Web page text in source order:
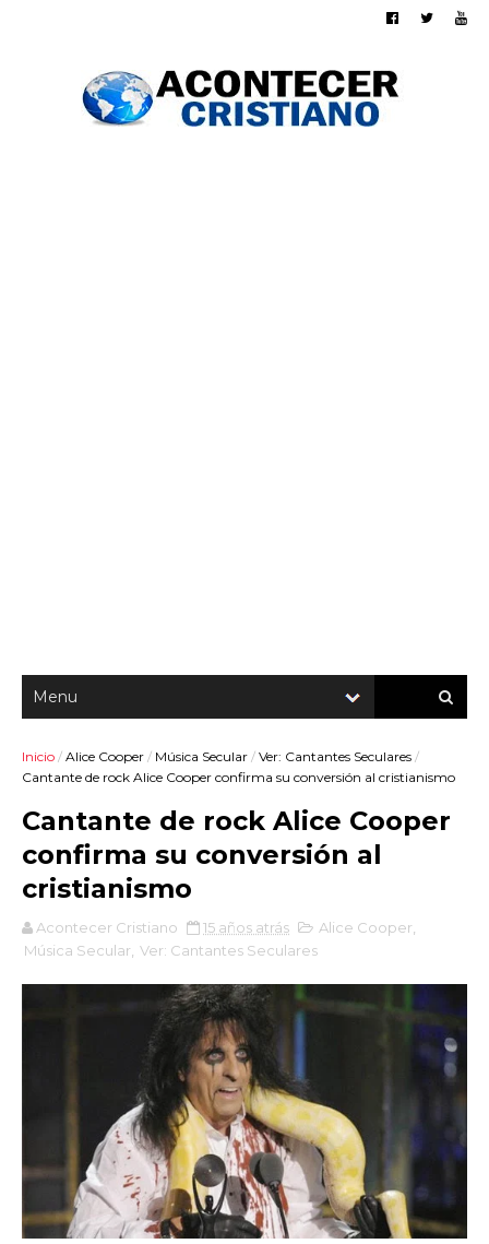
Inicio / Alice Cooper / Música Secular / Ver: Cantantes Seculares /
Cantante de rock Alice Cooper confirma su conversión al cristianismo
Cantante de rock Alice Cooper
confirma su conversión al
cristianismo
Acontecer Cristiano 15 años atrás Alice Cooper
Música Secular Ver: Cantantes Seculares